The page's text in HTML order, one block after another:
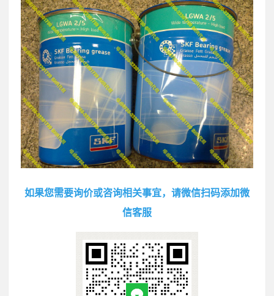
如果您需要询价或咨询相关事宜，请微信扫码添加微
信客服